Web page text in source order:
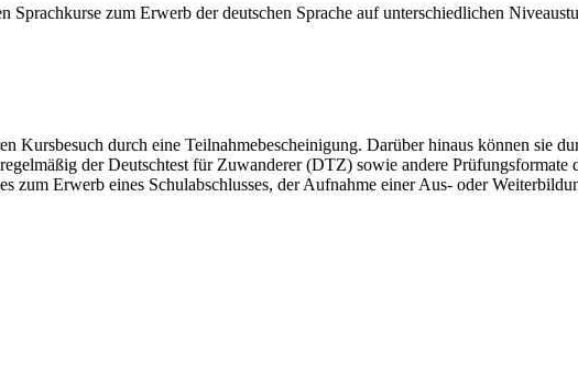
zum Erwerb der deutschen Sprache auf unterschiedlichen
Kursbesuch durch eine Teilnahmebescheinigung. Darüber hinaus können sie
der Deutschtest für Zuwanderer (DTZ) sowie andere
zum Erwerb eines Schulabschlusses, der Aufnahme einer Aus- oder